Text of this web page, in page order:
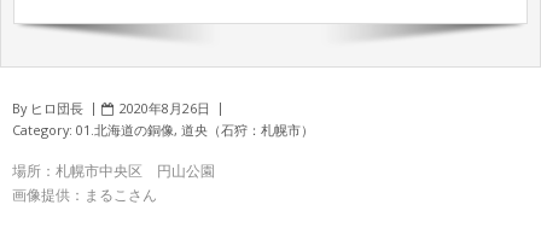
By ヒロ団長
2020年8月26日
Category: 01.北海道の銅像, 道央（石狩：札幌市）
場所：札幌市中央区 円山公園
画像提供：まるこさん